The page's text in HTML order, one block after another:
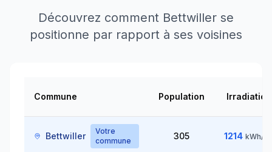
Découvrez comment Bettwiller se
positionne par rapport à ses voisines
Commune Population Irradiation
Bettwiller
Votre
commune
305 1214 kWh/